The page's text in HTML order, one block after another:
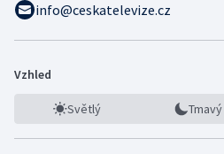
info@ceskatelevize.cz
Vzhled
Světlý Tmavý